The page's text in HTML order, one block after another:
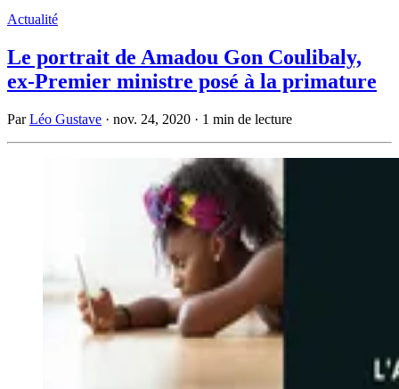
Actualité
Le portrait de Amadou Gon Coulibaly,
ex-Premier ministre posé à la primature
ParLéo Gustave · nov. 24, 2020 · 1 min de lecture